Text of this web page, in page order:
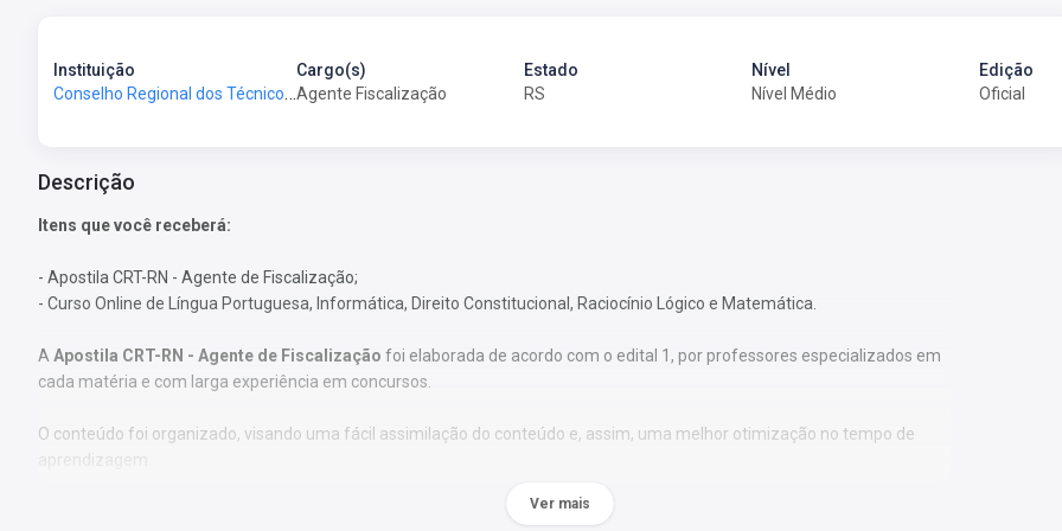
Instituição
Conselho Regional dos Técnicos Industriais do Rio Grande do Norte - CRT-RN
Cargo(s)
Agente Fiscalização
Estado
RS
Nível
Nível Médio
Edição
Oficial
Descrição
Itens que você receberá:
- Apostila CRT-RN - Agente de Fiscalização;
- Curso Online de Língua Portuguesa, Informática, Direito Constitucional, Raciocínio Lógico e Matemática.
A Apostila CRT-RN - Agente de Fiscalização foi elaborada de acordo com o edital 1, por professores especializados em
cada matéria e com larga experiência em concursos.
O conteúdo foi organizado, visando uma fácil assimilação do conteúdo e, assim, uma melhor otimização no tempo de
aprendizagem.
Ver mais